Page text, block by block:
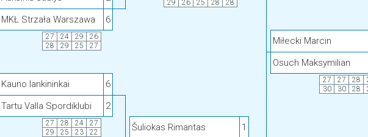
29
26 25 28 28
MKŁ Strzała Warszawa 6
27 24 29
26
28
29 25 27 Miłecki Marcin
Osuch Maksymilian
Kauno lankininkai 6 27 27 28
30
30 28
Tartu Valla Spordiklubi 2
27 28 24
27
29
25 23 22 Šuliokas Rimantas
1